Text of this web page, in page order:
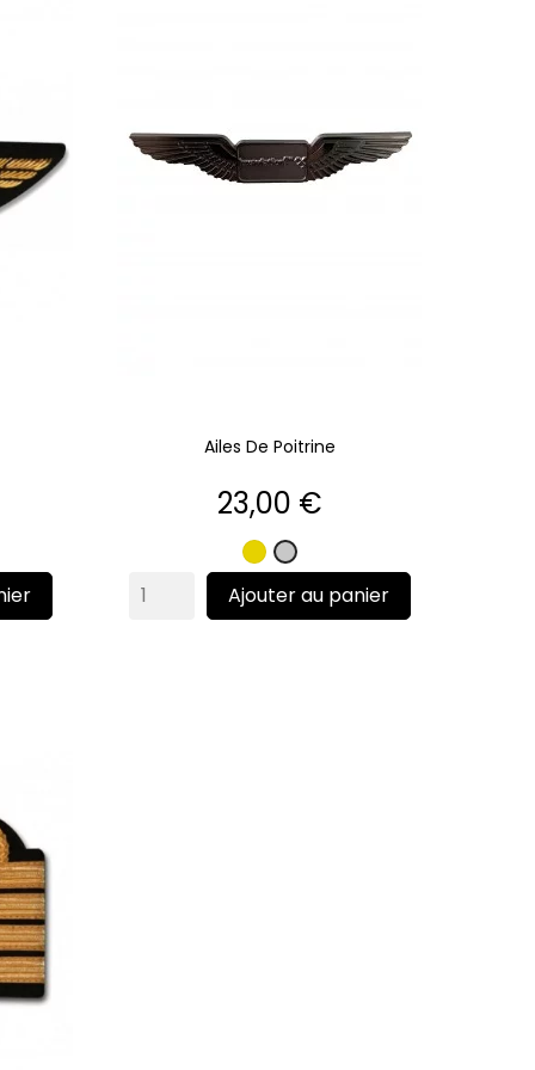
Ailes De Poitrine
Prix
23,00 €
Or Argent
Ajouter au panier